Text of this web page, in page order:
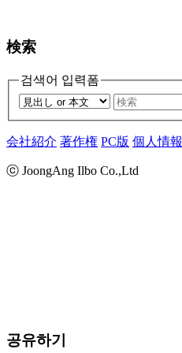
検索
검색어 입력폼
会社紹介 著作権 PC版 個人情報
ⓒ JoongAng Ilbo Co.,Ltd
공유하기